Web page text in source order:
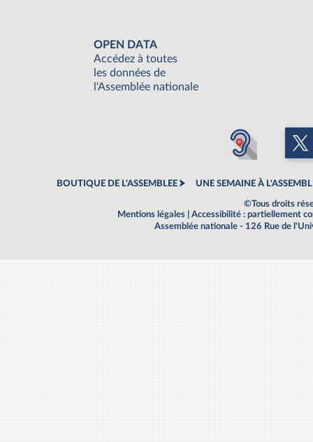
OPEN DATA
Accédez à toutes
les données de
l'Assemblée nationale
BOUTIQUE DE L'ASSEMBLEE UNE SEMAINE À
©Tous droits
Mentions légales
Accessibilité : partiellement
Assemblée nationale - 126 Rue de